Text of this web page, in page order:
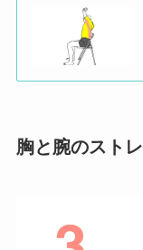
胸と腕のスト